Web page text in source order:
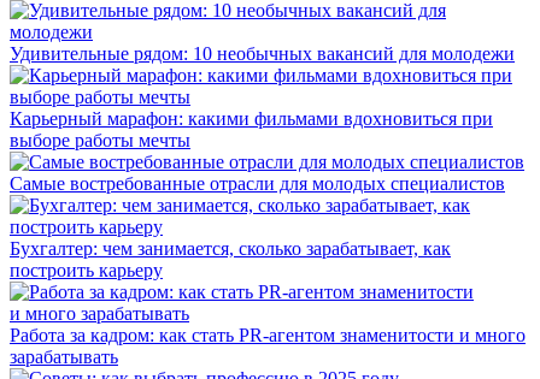
Удивительные рядом: 10 необычных вакансий для молодежи
Карьерный марафон: какими фильмами вдохновиться при
выборе работы мечты
Самые востребованные отрасли для молодых специалистов
Бухгалтер: чем занимается, сколько зарабатывает, как
построить карьеру
Работа за кадром: как стать PR-агентом знаменитости и много
зарабатывать